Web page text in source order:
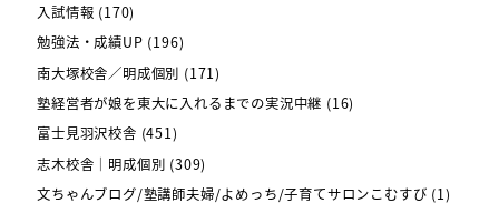
入試情報 (170)
勉強法・成績UP (196)
南大塚校舎／明成個別 (171)
塾経営者が娘を東大に入れるまでの実況中継 (16)
富士見羽沢校舎 (451)
志木校舎｜明成個別 (309)
文ちゃんブログ/塾講師夫婦/よめっち/子育てサロンこむすび (1)